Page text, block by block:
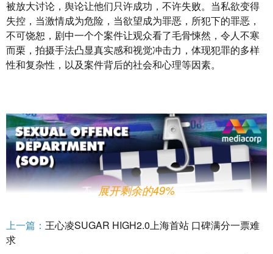
被放大讨论，舆论让他们只许成功，不许失败。当私欲变得
失控，当激情成为危险，当欲望成为罪恶，所犯下的罪恶，
不可饶恕，剧中一个个案件让观众看了毛骨悚然，令人不寒
而栗，拍摄手法凸显真实感和视觉冲击力，体现犯罪的多样
性和复杂性，以及案件背后的社会和心理等因素。
展开剩余的49%
上一篇： 王心凌SUGAR HIGH2.0上海首站 口碑满分一票难
求